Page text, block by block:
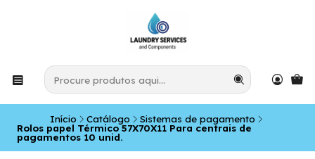
Início Catálogo Sistemas de pagamento
Rolos papel Térmico 57X70X11 Para centrais de
pagamentos 10 unid.